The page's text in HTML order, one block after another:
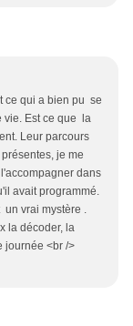
ce qui a bien pu se
vie. Est ce que la
Leur parcours
je me
dans
avait programmé.
un vrai mystère .
la décoder, la
journée <br />